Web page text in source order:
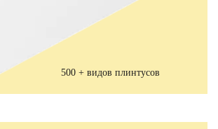
500 + видов плинтусов